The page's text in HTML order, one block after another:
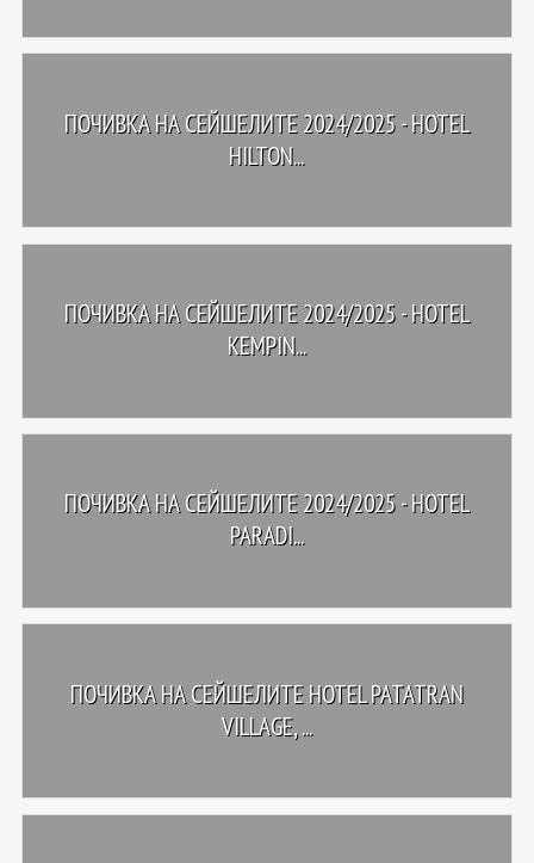
ПОЧИВКА НА СЕЙШЕЛИТЕ 2024/2025 - HOTEL
HILTON...
ПОЧИВКА НА СЕЙШЕЛИТЕ 2024/2025 - HOTEL
KEMPIN...
ПОЧИВКА НА СЕЙШЕЛИТЕ 2024/2025 - HOTEL
PARADI...
ПОЧИВКА НА СЕЙШЕЛИТЕ HOTEL PATATRAN
VILLAGE, ...